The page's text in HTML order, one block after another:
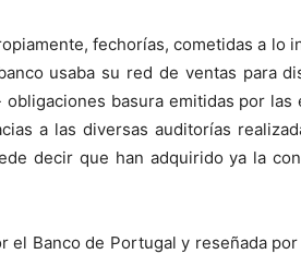
fechorías, cometidas a lo
usaba su red de ventas para
basura emitidas por las
a las diversas auditorías
decir que han adquirido ya la
el Banco de Portugal y reseñada